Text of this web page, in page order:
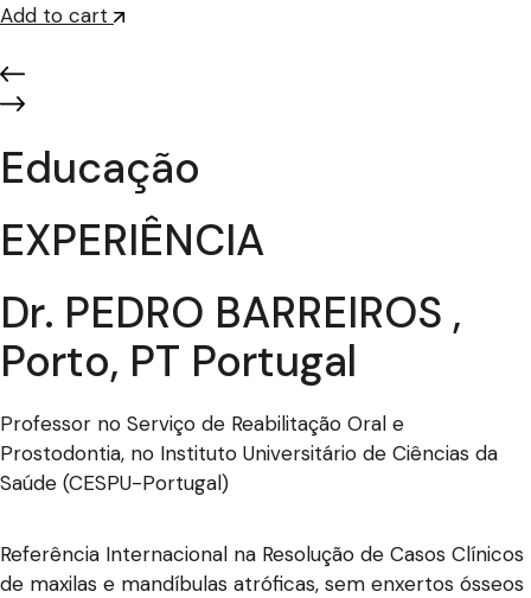
Add to cart
Educação
EXPERIÊNCIA
Dr. PEDRO BARREIROS ,
Porto, PT Portugal
Professor no Serviço de Reabilitação Oral e
Prostodontia, no Instituto Universitário de Ciências da
Saúde (CESPU-Portugal)
Referência Internacional na Resolução de Casos Clínicos
de maxilas e mandíbulas atróficas, sem enxertos ósseos